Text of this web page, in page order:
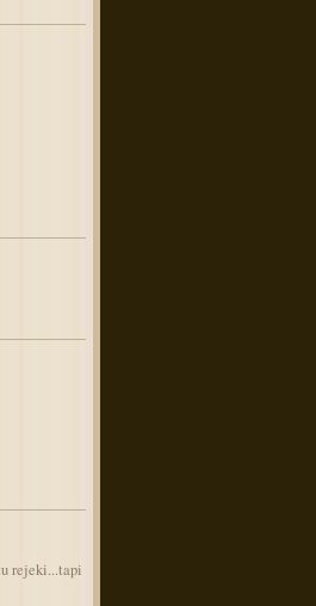
rejeki...tapi